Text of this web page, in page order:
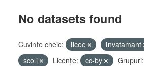
No datasets found
Cuvinte cheie: licee invatamant
scoli
Licenţe: cc-by Grupuri: